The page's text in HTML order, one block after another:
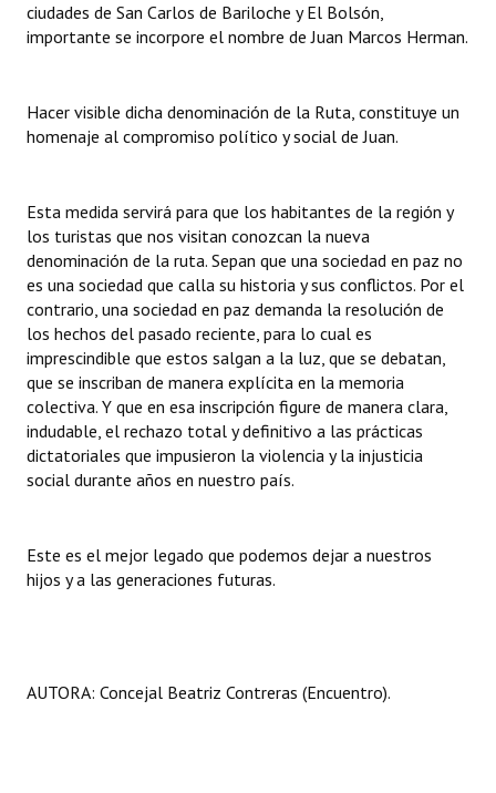
Huéspedes de Honor - Registro
Reconocimientos - Registro
Entrega de distinciones
REFORMA DE LA CARTA ORGÁNICA
ciudades de San Carlos de Bariloche y El Bolsón,
importante se incorpore el nombre de Juan Marcos Herman.
Hacer visible dicha denominación de la Ruta, constituye un
homenaje al compromiso político y social de Juan.
Esta medida servirá para que los habitantes de la región y
los turistas que nos visitan conozcan la nueva
denominación de la ruta. Sepan que una sociedad en paz no
es una sociedad que calla su historia y sus conflictos. Por el
contrario, una sociedad en paz demanda la resolución de
los hechos del pasado reciente, para lo cual es
imprescindible que estos salgan a la luz, que se debatan,
que se inscriban de manera explícita en la memoria
colectiva. Y que en esa inscripción figure de manera clara,
indudable, el rechazo total y definitivo a las prácticas
dictatoriales que impusieron la violencia y la injusticia
social durante años en nuestro país.
Este es el mejor legado que podemos dejar a nuestros
hijos y a las generaciones futuras.
AUTORA: Concejal Beatriz Contreras (Encuentro).